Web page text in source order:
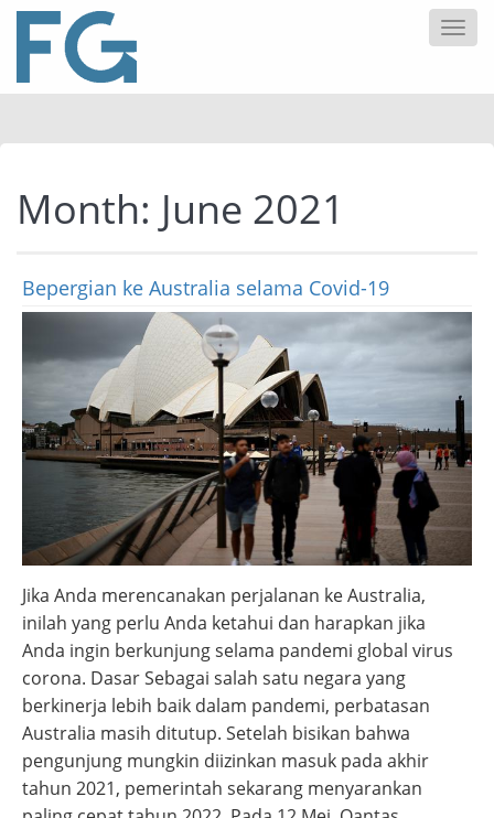
Month: June 2021
Bepergian ke Australia selama Covid-19
Jika Anda merencanakan perjalanan ke Australia,
inilah yang perlu Anda ketahui dan harapkan jika
Anda ingin berkunjung selama pandemi global virus
corona. Dasar Sebagai salah satu negara yang
berkinerja lebih baik dalam pandemi, perbatasan
Australia masih ditutup. Setelah bisikan bahwa
pengunjung mungkin diizinkan masuk pada akhir
tahun 2021, pemerintah sekarang menyarankan